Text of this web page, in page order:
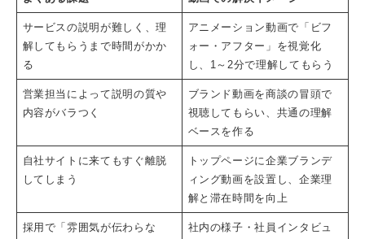
サービスの説明が難しく、理
解してもらうまで時間がかか
る
アニメーション動画で「ビフ
ォー・アフター」を視覚化
し、1～2分で理解してもらう
営業担当によって説明の質や
内容がバラつく
ブランド動画を商談の冒頭で
視聴してもらい、共通の理解
ベースを作る
自社サイトに来てもすぐ離脱
してしまう
トップページに企業ブランデ
ィング動画を設置し、企業理
解と滞在時間を向上
採用で「雰囲気が伝わらな
社内の様子・社員インタビュ